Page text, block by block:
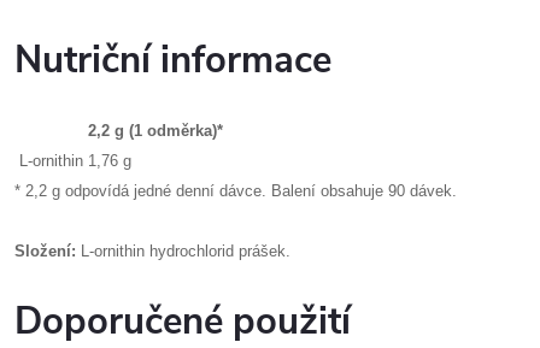
Nutriční informace
2,2 g (1 odměrka)*
L-ornithin 1,76 g
* 2,2 g odpovídá jedné denní dávce. Balení obsahuje 90 dávek.
Složení: L-ornithin hydrochlorid prášek.
Doporučené použití